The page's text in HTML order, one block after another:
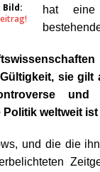
Bild:
hat eine
sie
und
weltweit
und die die